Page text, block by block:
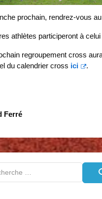
prochain, rendrez-vous au
athlètes participeront à
regroupement cross
du calendrier cross ici .
Ferré